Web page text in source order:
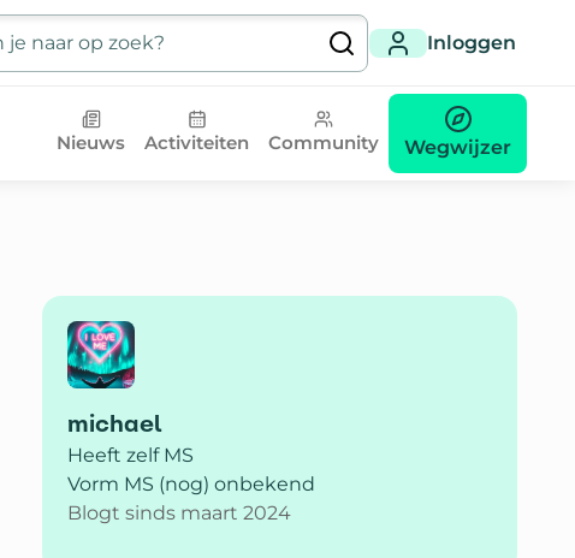
Inloggen
Nieuws Activiteiten Community Wegwijzer
michael
Heeft zelf MS
Vorm MS (nog) onbekend
Blogt sinds maart 2024